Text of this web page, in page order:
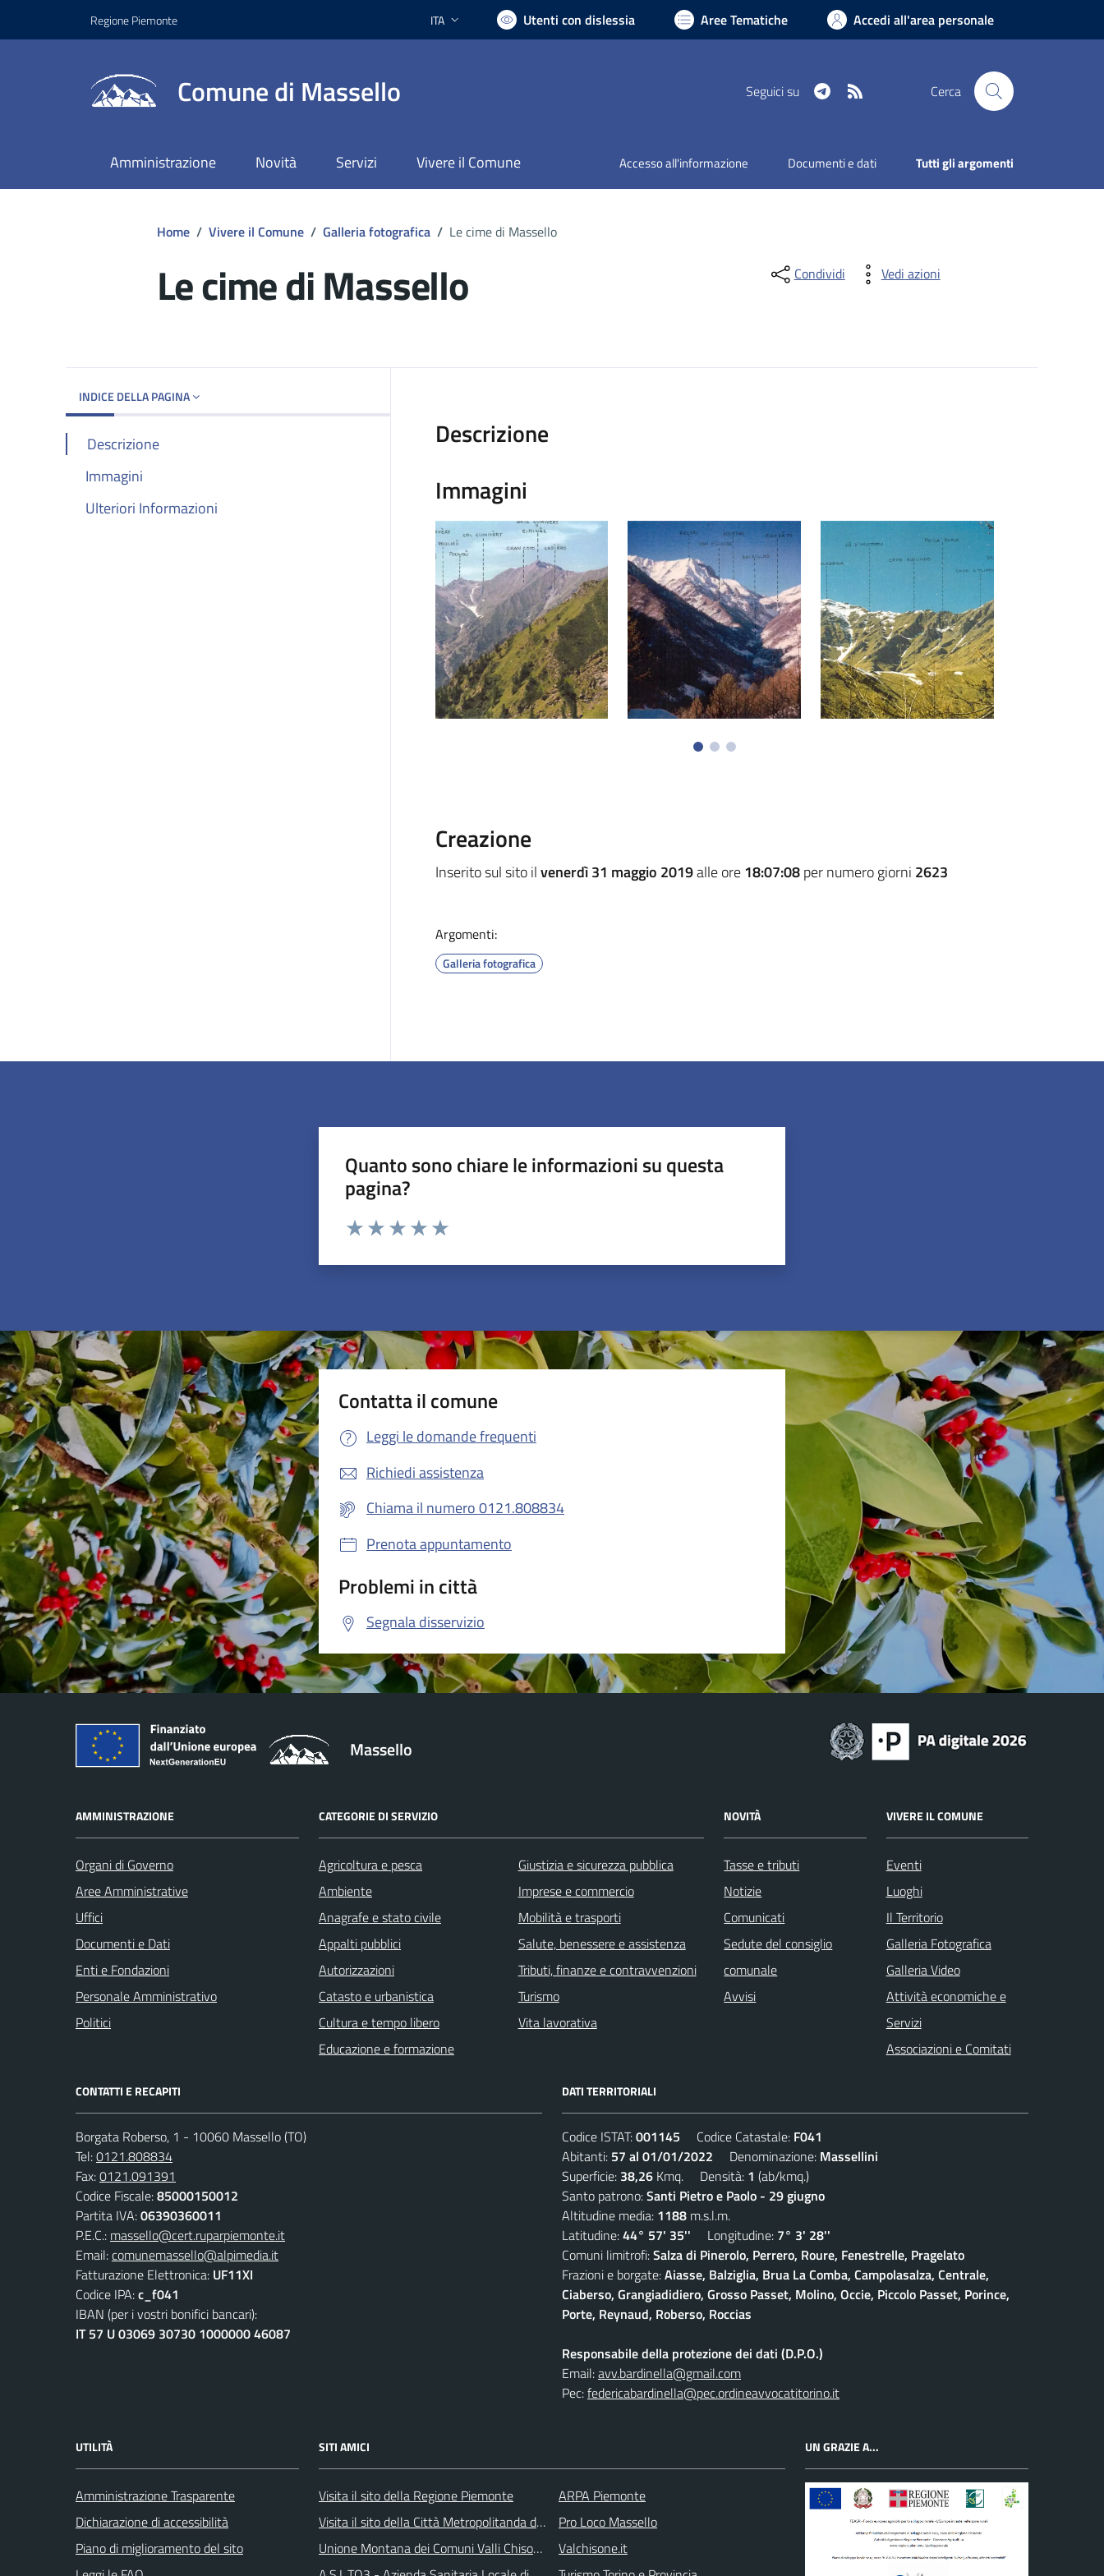
Regione Piemonte Lingua attiva:
ITA Utenti con dislessia Aree Tematiche Accedi all'area personale
Comune di Massello Seguici su Telegram Cerca
Amministrazione Novità Servizi Vivere il Comune Accesso all'informazione Documenti e dati Tutti gli argomenti
Home / Vivere il Comune / Galleria fotografica / Le cime di Massello
Le cime di Massello Condividi Vedi azioni
INDICE DELLA PAGINA
Descrizione
Immagini
Ulteriori Informazioni
Descrizione
Immagini
Creazione
Inserito sul sito ilvenerdì 31 maggio 2019alle ore18:07:08per numero giorni 2623
Argomenti:
Galleria fotografica
Quanto sono chiare le informazioni su questa
pagina?
Valuta da 1 a 5 stelle la pagina
Contatta il comune
Leggi le domande frequenti
Richiedi assistenza
Chiama il numero 0121.808834
Prenota appuntamento
Problemi in città
Segnala disservizio
Massello
AMMINISTRAZIONE
Organi di Governo
Aree Amministrative
Uffici
Documenti e Dati
Enti e Fondazioni
Personale Amministrativo
Politici
CATEGORIE DI SERVIZIO
Agricoltura e pesca
Ambiente
Anagrafe e stato civile
Appalti pubblici
Autorizzazioni
Catasto e urbanistica
Cultura e tempo libero
Educazione e formazione
Giustizia e sicurezza pubblica
Imprese e commercio
Mobilità e trasporti
Salute, benessere e assistenza
Tributi, finanze e contravvenzioni
Turismo
Vita lavorativa
NOVITÀ
Tasse e tributi
Notizie
Comunicati
Sedute del consiglio
comunale
Avvisi
VIVERE IL COMUNE
Eventi
Luoghi
Il Territorio
Galleria Fotografica
Galleria Video
Attività economiche e
Servizi
Associazioni e Comitati
CONTATTI E RECAPITI
Borgata Roberso, 1 - 10060 Massello (TO)
Tel:0121.808834
Fax:0121.091391
Codice Fiscale:85000150012
Partita IVA:06390360011
P.E.C.: massello@cert.ruparpiemonte.it
Email:comunemassello@alpimedia.it
Fatturazione Elettronica: UF11XI
Codice IPA:c_f041
IBAN (per i vostri bonifici bancari):
IT 57 U 03069 30730 1000000 46087
DATI TERRITORIALI
Codice ISTAT:001145 Codice Catastale: F041
Abitanti: 57 al 01/01/2022 Denominazione: Massellini
Superficie: 38,26 Kmq. Densità: 1 (ab/kmq.)
Santo patrono:Santi Pietro e Paolo - 29 giugno
Altitudine media: 1188 m.s.l.m.
Latitudine:44° 57' 35'' Longitudine: 7° 3' 28''
Comuni limitrofi:Salza di Pinerolo, Perrero, Roure, Fenestrelle, Pragelato
Frazioni e borgate:Aiasse, Balziglia, Brua La Comba, Campolasalza, Centrale,
Ciaberso, Grangiadidiero, Grosso Passet, Molino, Occie, Piccolo Passet, Porince,
Porte, Reynaud, Roberso, Roccias
Responsabile della protezione dei dati (D.P.O.)
Email:avv.bardinella@gmail.com
Pec:federicabardinella@pec.ordineavvocatitorino.it
UTILITÀ
Amministrazione Trasparente
Dichiarazione di accessibilità
Piano di miglioramento del sito
SITI AMICI
Visita il sito della Regione Piemonte
Visita il sito della Città Metropolitanda di Torino
Unione Montana dei Comuni Valli Chisone e Germanasca
ARPA Piemonte
Pro Loco Massello
Valchisone.it
UN GRAZIE A...